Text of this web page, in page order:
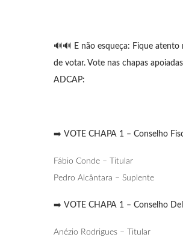
🔊🔊 E não esqueça: Fique atento
de votar. Vote nas chapas
ADCAP:
➡️ VOTE CHAPA 1 – Conselho
Fábio Conde – Titular
Pedro Alcântara – Suplente
➡️ VOTE CHAPA 1 – Conselho
Anézio Rodrigues – Titular